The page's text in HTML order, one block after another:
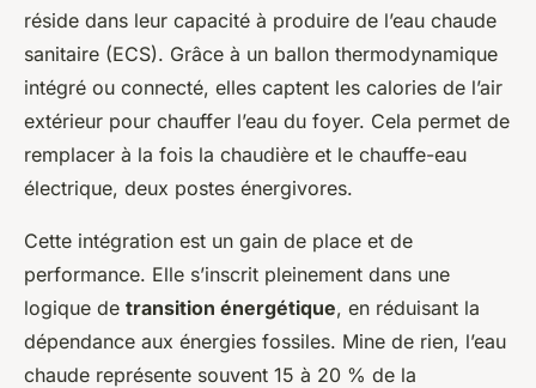
réside dans leur capacité à produire de l’eau chaude
sanitaire (ECS). Grâce à un ballon thermodynamique
intégré ou connecté, elles captent les calories de l’air
extérieur pour chauffer l’eau du foyer. Cela permet de
remplacer à la fois la chaudière et le chauffe-eau
électrique, deux postes énergivores.
Cette intégration est un gain de place et de
performance. Elle s’inscrit pleinement dans une
logique de transition énergétique, en réduisant la
dépendance aux énergies fossiles. Mine de rien, l’eau
chaude représente souvent 15 à 20 % de la